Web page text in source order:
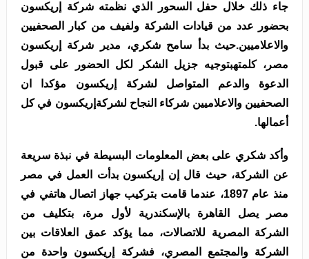
جاء ذلك خلال حفل السحور الذي نظمته شركة إريكسون
بحضور عدد من قيادات الشركة ولفيف من كبار الصحفيين
والاعلاميين.حيث بدأ سامح شكري، مدير شركة إريكسون
مصر، كلمتهبتوجيه جزيل الشكر لكل الحضور على قبول
الدعوة والدعم المتواصل لشركة إريكسون مؤكدا ان
الصحفيين والاعلاميين شركاء النجاح لشركةإريكسون في كل
أعمالها.
وأكد شكري على بعض المعلومات البسيطة في نبذة سريعة
عن الشركة، حيث قال إن إريكسون بدأت العمل في مصر
منذ عام 1897، عندما قامت بتركيب جهاز اتصال هاتفي في
مصر يصل القاهرة بالإسكندرية لأول مرة، بتكليف من
الشركة المصرية للاتصالات، مما يؤكد عمق العلاقات بين
الشركة والمجتمع المصري، فشركة إريكسون واحدة من